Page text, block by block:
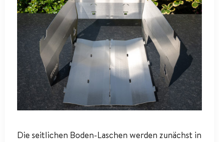
Die seitlichen Boden-Laschen werden zunächst in